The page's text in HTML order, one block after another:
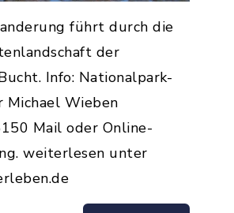
führt durch die
der
Info: Nationalpark-
Wieben
Mail oder Online-
weiterlesen unter